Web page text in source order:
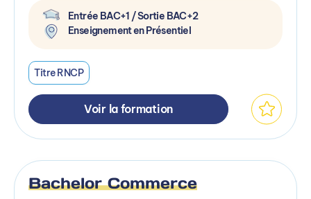
Entrée BAC+1 / Sortie BAC+2
Enseignement en Présentiel
Titre RNCP
Voir la formation
Bachelor Commerce